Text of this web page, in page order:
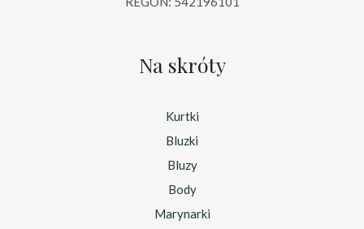
Na skróty
Kurtki
Bluzki
Bluzy
Body
Marynarki